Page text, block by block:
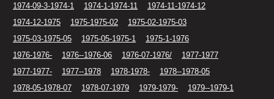
1974-09-3-1974-1
1974-1-1974-11
1974-11-1974-12
1974-12-1975
1975-1975-02
1975-02-1975-03
1975-03-1975-05
1975-05-1975-1
1975-1-1976
1976-1976-
1976--1976-06 1976-07-1976/
1977-1977
1977-1977-
1977--1978 1978-1978-
1978--1978-05
1978-05-1978-07
1978-07-1979 1979-1979-
1979--1979-1